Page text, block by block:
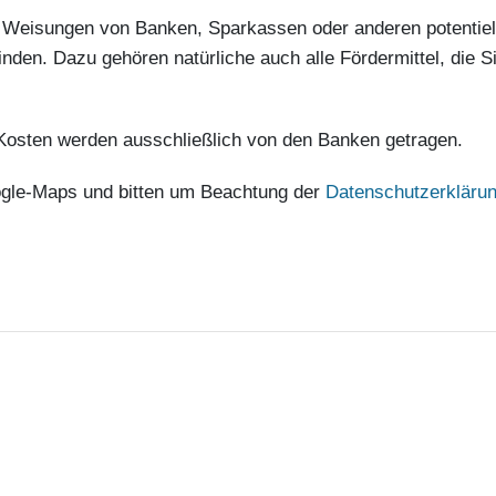
von Banken, Sparkassen oder anderen
Dazu gehören natürliche auch alle Fördermittel, die
werden ausschließlich von den Banken getragen.
Maps und bitten um Beachtung der